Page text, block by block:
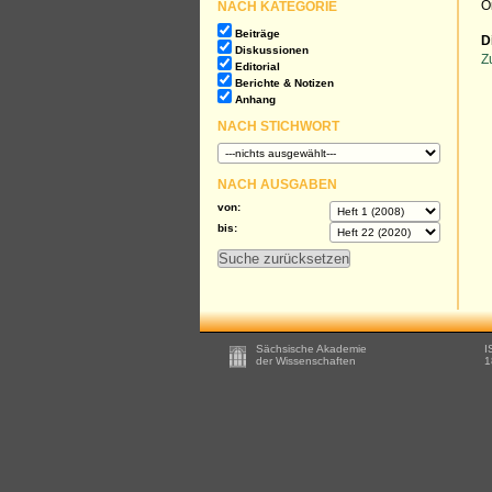
NACH KATEGORIE
Beiträge
Diskussionen
Editorial
Berichte & Notizen
Anhang
NACH STICHWORT
NACH AUSGABEN
von:
bis:
Footer
Sächsische Akademie
der Wissenschaften